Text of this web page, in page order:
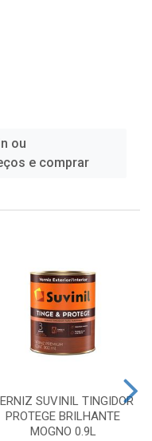
ou
e comprar
SUVINIL TINGIDOR
PROTEGE BRILHANTE
MOGNO 0.9L